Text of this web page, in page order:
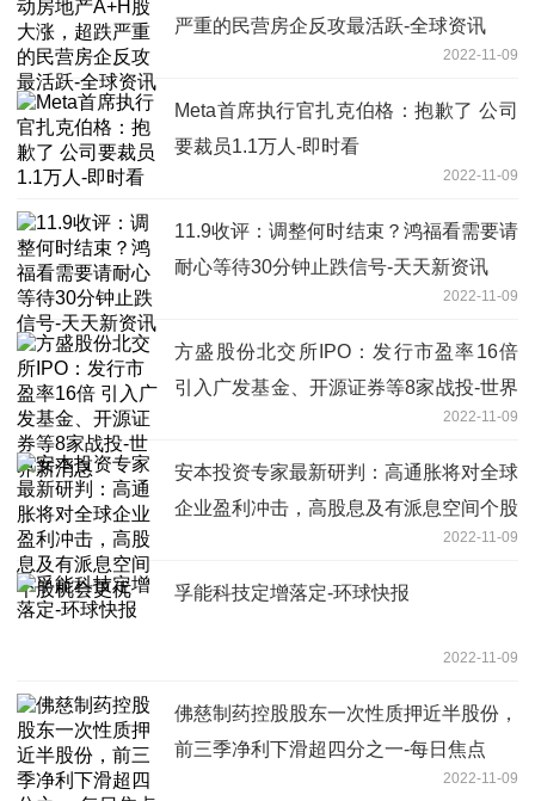
严重的民营房企反攻最活跃-全球资讯
2022-11-09
Meta首席执行官扎克伯格：抱歉了 公司
要裁员1.1万人-即时看
2022-11-09
11.9收评：调整何时结束？鸿福看需要请
耐心等待30分钟止跌信号-天天新资讯
2022-11-09
方盛股份北交所IPO：发行市盈率16倍
引入广发基金、开源证券等8家战投-世界
2022-11-09
安本投资专家最新研判：高通胀将对全球
企业盈利冲击，高股息及有派息空间个股
2022-11-09
孚能科技定增落定-环球快报
2022-11-09
佛慈制药控股股东一次性质押近半股份，
前三季净利下滑超四分之一-每日焦点
2022-11-09